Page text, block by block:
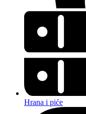
Hrana i piće